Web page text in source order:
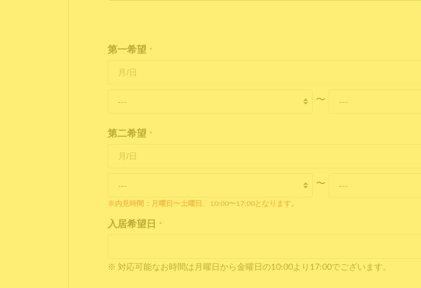
第一希望 *
〜
第二希望 *
〜
※内見時間：月曜日〜土曜日、10:00〜17:00となります。
入居希望日 *
※ 対応可能なお時間は月曜日から金曜日の10:00より17:00でございます。